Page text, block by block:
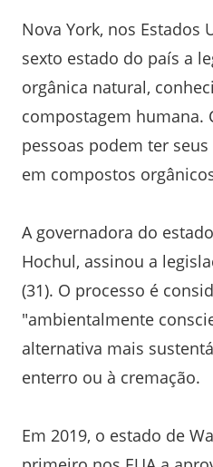
Nova York, nos Estados
sexto estado do país a
orgânica natural,
compostagem humana.
pessoas podem ter
em compostos
A governadora do
Hochul, assinou a
(31). O processo é
"ambientalmente
alternativa mais
enterro ou à cremação.
Em 2019, o estado de